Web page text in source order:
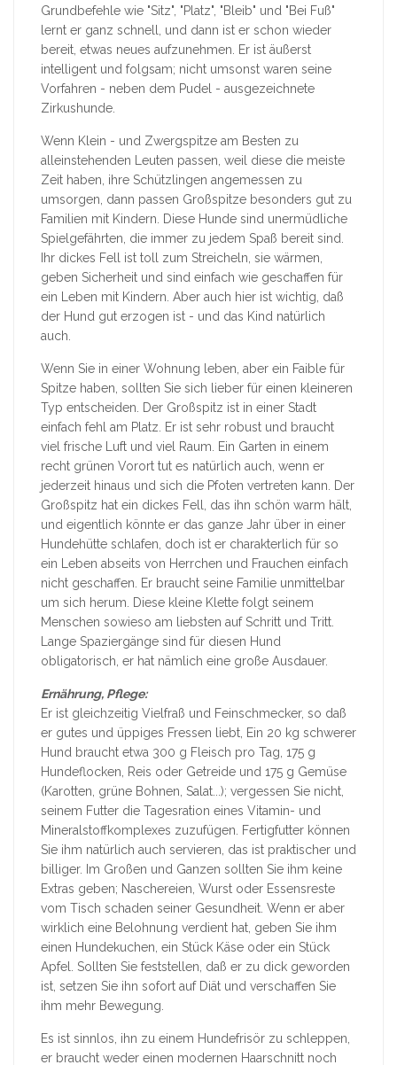
Grundbefehle wie "Sitz", "Platz", "Bleib" und "Bei Fuß"
lernt er ganz schnell, und dann ist er schon wieder
bereit, etwas neues aufzunehmen. Er ist äußerst
intelligent und folgsam; nicht umsonst waren seine
Vorfahren - neben dem Pudel - ausgezeichnete
Zirkushunde.
Wenn Klein - und Zwergspitze am Besten zu
alleinstehenden Leuten passen, weil diese die meiste
Zeit haben, ihre Schützlingen angemessen zu
umsorgen, dann passen Großspitze besonders gut zu
Familien mit Kindern. Diese Hunde sind unermüdliche
Spielgefährten, die immer zu jedem Spaß bereit sind.
Ihr dickes Fell ist toll zum Streicheln, sie wärmen,
geben Sicherheit und sind einfach wie geschaffen für
ein Leben mit Kindern. Aber auch hier ist wichtig, daß
der Hund gut erzogen ist - und das Kind natürlich
auch.
Wenn Sie in einer Wohnung leben, aber ein Faible für
Spitze haben, sollten Sie sich lieber für einen kleineren
Typ entscheiden. Der Großspitz ist in einer Stadt
einfach fehl am Platz. Er ist sehr robust und braucht
viel frische Luft und viel Raum. Ein Garten in einem
recht grünen Vorort tut es natürlich auch, wenn er
jederzeit hinaus und sich die Pfoten vertreten kann. Der
Großspitz hat ein dickes Fell, das ihn schön warm hält,
und eigentlich könnte er das ganze Jahr über in einer
Hundehütte schlafen, doch ist er charakterlich für so
ein Leben abseits von Herrchen und Frauchen einfach
nicht geschaffen. Er braucht seine Familie unmittelbar
um sich herum. Diese kleine Klette folgt seinem
Menschen sowieso am liebsten auf Schritt und Tritt.
Lange Spaziergänge sind für diesen Hund
obligatorisch, er hat nämlich eine große Ausdauer.
Ernährung, Pflege:
Er ist gleichzeitig Vielfraß und Feinschmecker, so daß
er gutes und üppiges Fressen liebt, Ein 20 kg schwerer
Hund braucht etwa 300 g Fleisch pro Tag, 175 g
Hundeflocken, Reis oder Getreide und 175 g Gemüse
(Karotten, grüne Bohnen, Salat...); vergessen Sie nicht,
seinem Futter die Tagesration eines Vitamin- und
Mineralstoffkomplexes zuzufügen. Fertigfutter können
Sie ihm natürlich auch servieren, das ist praktischer und
billiger. Im Großen und Ganzen sollten Sie ihm keine
Extras geben; Naschereien, Wurst oder Essensreste
vom Tisch schaden seiner Gesundheit. Wenn er aber
wirklich eine Belohnung verdient hat, geben Sie ihm
einen Hundekuchen, ein Stück Käse oder ein Stück
Apfel. Sollten Sie feststellen, daß er zu dick geworden
ist, setzen Sie ihn sofort auf Diät und verschaffen Sie
ihm mehr Bewegung.
Es ist sinnlos, ihn zu einem Hundefrisör zu schleppen,
er braucht weder einen modernen Haarschnitt noch